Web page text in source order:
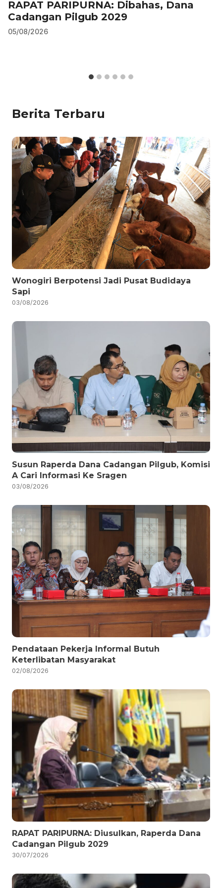
RAPAT PARIPURNA: Dibahas, Dana
Cadangan Pilgub 2029
05/08/2026
Berita Terbaru
Wonogiri Berpotensi Jadi Pusat Budidaya
Sapi
03/08/2026
Susun Raperda Dana Cadangan Pilgub, Komisi
A Cari Informasi Ke Sragen
03/08/2026
Pendataan Pekerja Informal Butuh
Keterlibatan Masyarakat
02/08/2026
RAPAT PARIPURNA: Diusulkan, Raperda Dana
Cadangan Pilgub 2029
30/07/2026